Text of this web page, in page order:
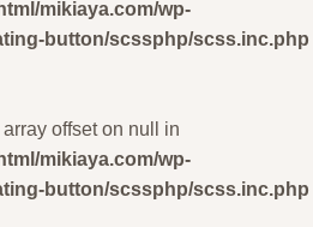
mikiaya.com/wp-
button/scssphp/scss.inc.php
offset on null in
mikiaya.com/wp-
button/scssphp/scss.inc.php